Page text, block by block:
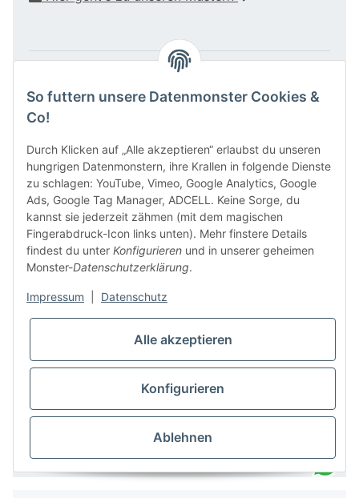
Das Produkt enthält keine gefährlichen oder
gesundheitsschädlichen Inhaltsstoffe. Alle unsere
Klebebänder entsprechen der europäischen Verordnung
Produkts ist für einen Zeitraum von 6 Monaten ab
Lieferdatum garantiert.
Einmalkosten
So bestellst du
So futtern unsere Datenmonster Cookies &
Co!
Durch Klicken auf „Alle akzeptieren“ erlaubst du unseren
hungrigen Datenmonstern, ihre Krallen in folgende Dienste
zu schlagen: YouTube, Vimeo, Google Analytics, Google
Ads, Google Tag Manager, ADCELL. Keine Sorge, du
kannst sie jederzeit zähmen (mit dem magischen
Fingerabdruck-Icon links unten). Mehr finstere Details
findest du unter Konfigurieren und in unserer geheimen
Monster-Datenschutzerklärung.
Impressum Datenschutz
Alle akzeptieren
Konfigurieren
Ablehnen
Dein WhatsApp-Tor zur
Monster Service Team
von tapemonster.de
Hallo und herzlich
willkommen bei
tapemonster.de Flüstere mir
dein Problem zu – ich klebe
Für diesen Service benötigst du WhatsApp.
Alternativ kannst du auch unserKontaktformular
benutzen.